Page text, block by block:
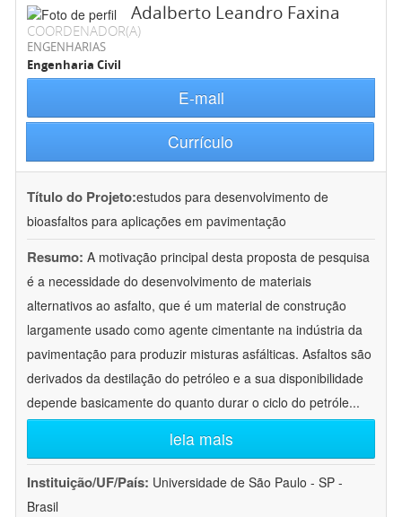
Adalberto Leandro Faxina
COORDENADOR(A)
ENGENHARIAS
Engenharia Civil
E-mail
Currículo
Título do Projeto:estudos para desenvolvimento de
bioasfaltos para aplicações em pavimentação
Resumo: A motivação principal desta proposta de pesquisa
é a necessidade do desenvolvimento de materiais
alternativos ao asfalto, que é um material de construção
largamente usado como agente cimentante na indústria da
pavimentação para produzir misturas asfálticas. Asfaltos são
derivados da destilação do petróleo e a sua disponibilidade
depende basicamente do quanto durar o ciclo do petróle...
leia mais
Instituição/UF/País: Universidade de São Paulo - SP -
Brasil